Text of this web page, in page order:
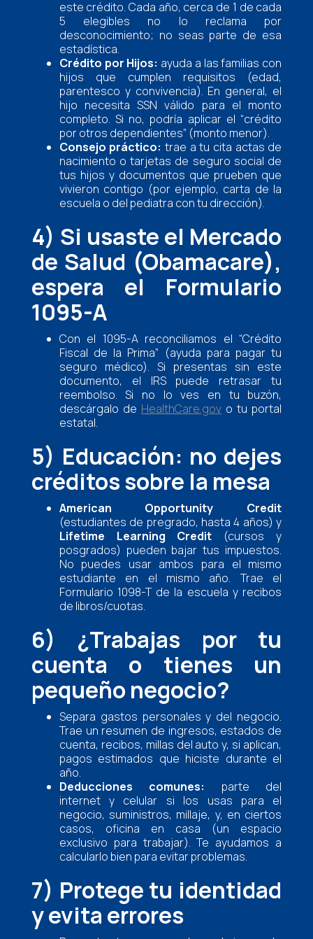
este crédito. Cada año, cerca de 1 de cada
5 elegibles no lo reclama por
desconocimiento; no seas parte de esa
estadística.
Crédito por Hijos: ayuda a las familias con
hijos que cumplen requisitos (edad,
parentesco y convivencia). En general, el
hijo necesita SSN válido para el monto
completo. Si no, podría aplicar el “crédito
por otros dependientes” (monto menor).
Consejo práctico: trae a tu cita actas de
nacimiento o tarjetas de seguro social de
tus hijos y documentos que prueben que
vivieron contigo (por ejemplo, carta de la
escuela o del pediatra con tu dirección).
4) Si usaste el Mercado
de Salud (Obamacare),
espera el Formulario
1095-A
Con el 1095-A reconciliamos el “Crédito
Fiscal de la Prima” (ayuda para pagar tu
seguro médico). Si presentas sin este
documento, el IRS puede retrasar tu
reembolso. Si no lo ves en tu buzón,
descárgalo de HealthCare.govo tu portal
estatal.
5) Educación: no dejes
créditos sobre la mesa
American Opportunity Credit
(estudiantes de pregrado, hasta 4 años) y
Lifetime Learning Credit (cursos y
posgrados) pueden bajar tus impuestos.
No puedes usar ambos para el mismo
estudiante en el mismo año. Trae el
Formulario 1098-T de la escuela y recibos
de libros/cuotas.
6) ¿Trabajas por tu
cuenta o tienes un
pequeño negocio?
Separa gastos personales y del negocio.
Trae un resumen de ingresos, estados de
cuenta, recibos, millas del auto y, si aplican,
pagos estimados que hiciste durante el
año.
Deducciones comunes:
parte del
internet y celular si los usas para el
negocio, suministros, millaje, y, en ciertos
casos, oficina en casa (un espacio
exclusivo para trabajar). Te ayudamos a
calcularlo bien para evitar problemas.
7) Protege tu identidad
y evita errores